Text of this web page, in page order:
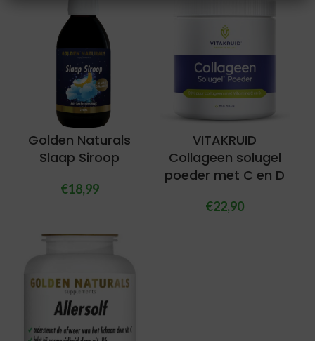
Golden Naturals
Slaap Siroop
€18,99
VITAKRUID
Collageen solugel
poeder met C en D
€22,90